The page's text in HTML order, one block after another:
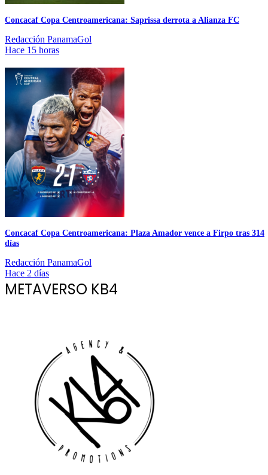
Concacaf Copa Centroamericana: Saprissa derrota a Alianza FC
Redacción PanamaGol
Hace 15 horas
Concacaf Copa Centroamericana: Plaza Amador vence a Firpo tras 314
días
Redacción PanamaGol
Hace 2 días
METAVERSO KB4